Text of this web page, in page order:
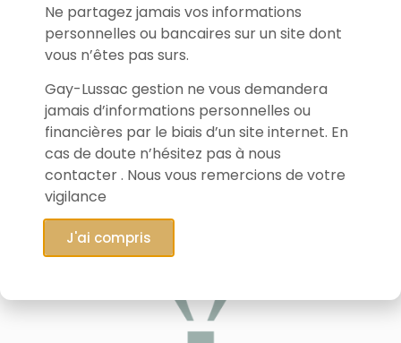
Ne partagez jamais vos informations
personnelles ou bancaires sur un site dont
vous n’êtes pas surs.
Gay-Lussac gestion ne vous demandera
jamais d’informations personnelles ou
financières par le biais d’un site internet. En
cas de doute n’hésitez pas à nous
contacter . Nous vous remercions de votre
vigilance
J'ai compris